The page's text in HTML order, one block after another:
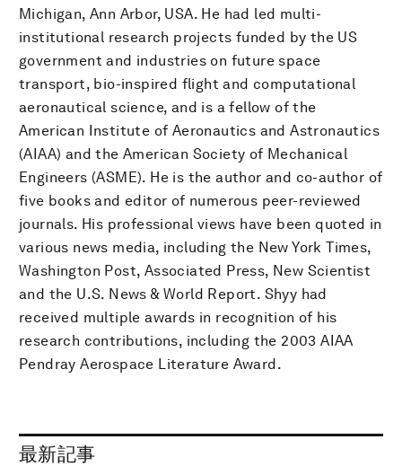
Michigan, Ann Arbor, USA. He had led multi-
institutional research projects funded by the US
government and industries on future space
transport, bio-inspired flight and computational
aeronautical science, and is a fellow of the
American Institute of Aeronautics and Astronautics
(AIAA) and the American Society of Mechanical
Engineers (ASME). He is the author and co-author of
five books and editor of numerous peer-reviewed
journals. His professional views have been quoted in
various news media, including the New York Times,
Washington Post, Associated Press, New Scientist
and the U.S. News & World Report. Shyy had
received multiple awards in recognition of his
research contributions, including the 2003 AIAA
Pendray Aerospace Literature Award.
最新記事